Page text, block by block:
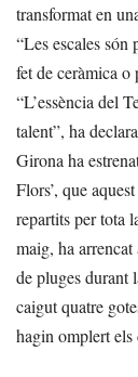
transformat en
“Les escales són
fet de ceràmica
“L’essència del
talent”, ha
Girona ha
Flors’, que
repartits per tota
maig, ha
de pluges durant
caigut quatre
hagin omplert els